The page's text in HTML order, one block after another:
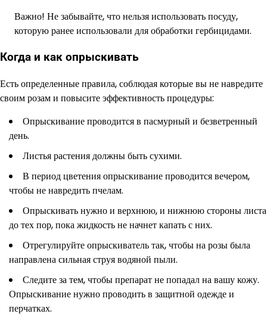
Важно! Не забывайте, что нельзя использовать посуду,
которую ранее использовали для обработки гербицидами.
Когда и как опрыскивать
Есть определенные правила, соблюдая которые вы не навредите
своим розам и повысите эффективность процедуры:
Опрыскивание проводится в пасмурный и безветренный
день.
Листья растения должны быть сухими.
В период цветения опрыскивание проводится вечером,
чтобы не навредить пчелам.
Опрыскивать нужно и верхнюю, и нижнюю стороны листа
до тех пор, пока жидкость не начнет капать с них.
Отрегулируйте опрыскиватель так, чтобы на розы была
направлена сильная струя водяной пыли.
Следите за тем, чтобы препарат не попадал на вашу кожу.
Опрыскивание нужно проводить в защитной одежде и
перчатках.